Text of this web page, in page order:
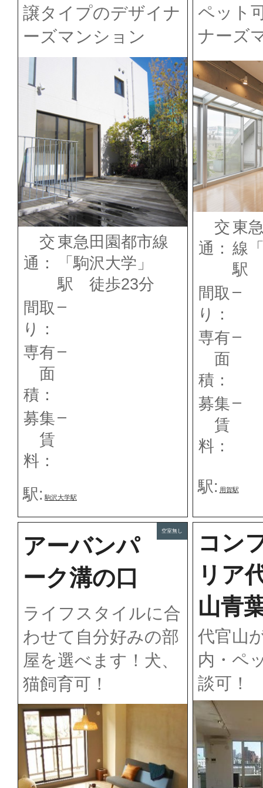
譲タイプのデザイナ
ーズマンション
交
通：
東急田園都市線
「駒沢大学」
駅 徒歩23分
間取
り：
–
専有
面
積：
–
募集
賃
料：
–
駅: 駒沢大学駅
ペット
ナーズ
交
通：
東
線
駅
間取
り：
–
専有
面
積：
–
募集
賃
料：
–
駅: 用賀駅
アーバンパ
ーク溝の口
ライフスタイルに合
わせて自分好みの部
屋を選べます！犬、
猫飼育可！
空室無し
コン
リア
山青
代官山
内・ペ
談可！